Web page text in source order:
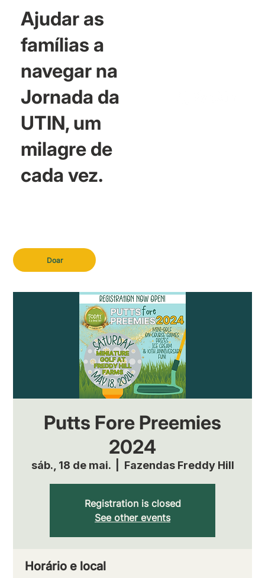
Doar
Ajudar as
famílias a
navegar na
Jornada da
UTIN, um
milagre de
cada vez.
Putts Fore Preemies
2024
sáb., 18 de mai.
  |
Fazendas Freddy Hill
Registration is closed
See other events
Horário e local